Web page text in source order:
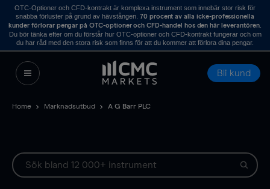
OTC-Optioner och CFD-kontrakt är komplexa instrument som innebär stor risk för
snabba förluster på grund av hävstången. 70 procent av alla icke-professionella
kunder förlorar pengar på OTC-optioner och CFD-handel hos den här leverantören.
Du bör tänka efter om du förstår hur OTC-optioner och CFD-kontrakt fungerar och om
du har råd med den stora risk som finns för att du kommer att förlora dina pengar.
Bli kund
Home Marknadsutbud A G Barr PLC